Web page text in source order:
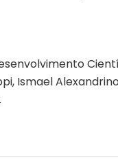
Ismael